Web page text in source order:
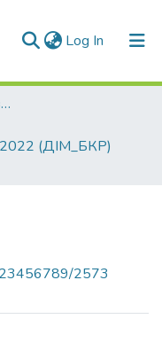
Log In (current)
Кваліфікаційні роботи здобувачів вищої освіти
2022 (ДІМ_БКР)
2573